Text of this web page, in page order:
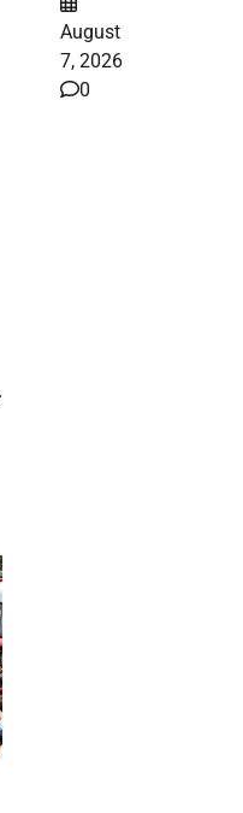
August
7, 2026
0